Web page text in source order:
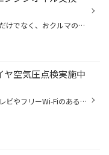
当店はタイヤ交換だけでなく、おクルマのメンテナンスも得意です。 もちろんエンジンオイル交換もお任せください。 交換の目安を3,000km～5,000km走行毎、もしくは3ヶ月〜6ヶ月にておすすめしています。 クルマの使用状況により劣化の度合いは異なりますので エンジンのコンディションを良好に保つ...
空気圧点検実施中
お待ちの際にはテレビやフリーWi-Fiのある 待合室をぜひご利用ください！ 待合室にはフリーWi-Fiもございます 是非ご利用ください タイヤ館では タイヤの新しい買い方 MOBOX（サブスク）での作業も可能です！ 是非ご検討ください。 MOBOX サブスク LINE 公式アカウント 友だち 募集中♪ お店の最新情...